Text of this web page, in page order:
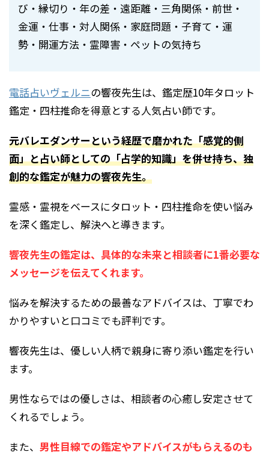
び・縁切り・年の差・遠距離・三角関係・前世・
金運・仕事・対人関係・家庭問題・子育て・運
勢・開運方法・霊障害・ペットの気持ち
電話占いヴェルニの響夜先生は、鑑定歴10年タロット
鑑定・四柱推命を得意とする人気占い師です。
元バレエダンサーという経歴で磨かれた「感覚的側
面」と占い師としての「占学的知識」を併せ持ち、独
創的な鑑定が魅力の響夜先生。
霊感・霊視をベースにタロット・四柱推命を使い悩み
を深く鑑定し、解決へと導きます。
響夜先生の鑑定は、具体的な未来と相談者に1番必要な
メッセージを伝えてくれます。
悩みを解決するための最善なアドバイスは、丁寧でわ
かりやすいと口コミでも評判です。
響夜先生は、優しい人柄で親身に寄り添い鑑定を行い
ます。
男性ならではの優しさは、相談者の心癒し安定させて
くれるでしょう。
また、 男性目線での鑑定やアドバイスがもらえるのも